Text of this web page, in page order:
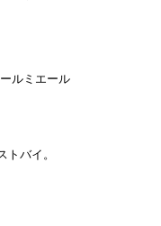
ルミエール
バイ。